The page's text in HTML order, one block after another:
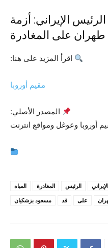
الإيراني: أزمة
طهران على المغادرة
اقرأ المزيد على هنا:
مقيم أوروبا
المصدر الأصلي:
أوروبا وعوغل ومواقع انترنت
الإيراني الرئيس المغادرة
المياه
على قد مسعود بزشكيان